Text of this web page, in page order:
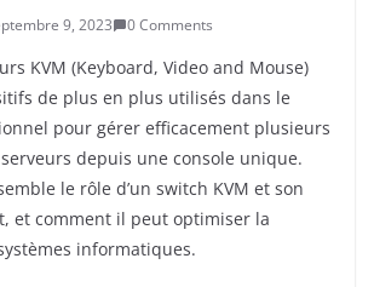
9, 2023 0 Comments
KVM (Keyboard, Video and Mouse)
de plus en plus utilisés dans le
pour gérer efficacement plusieurs
depuis une console unique.
le rôle d’un switch KVM et son
et comment il peut optimiser la
informatiques.